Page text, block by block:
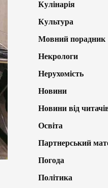
Кулінарія
Культура
Мовний порадник
Некрологи
Нерухомість
Новини
Новини від
Освіта
Партнерський
Погода
Політика